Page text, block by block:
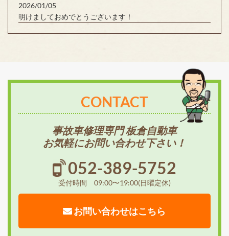
2026/01/05
明けましておめでとうございます！
CONTACT
事故車修理専門 板倉自動車
お気軽にお問い合わせ下さい！
052-389-5752
受付時間 09:00〜19:00(日曜定休)
お問い合わせはこちら